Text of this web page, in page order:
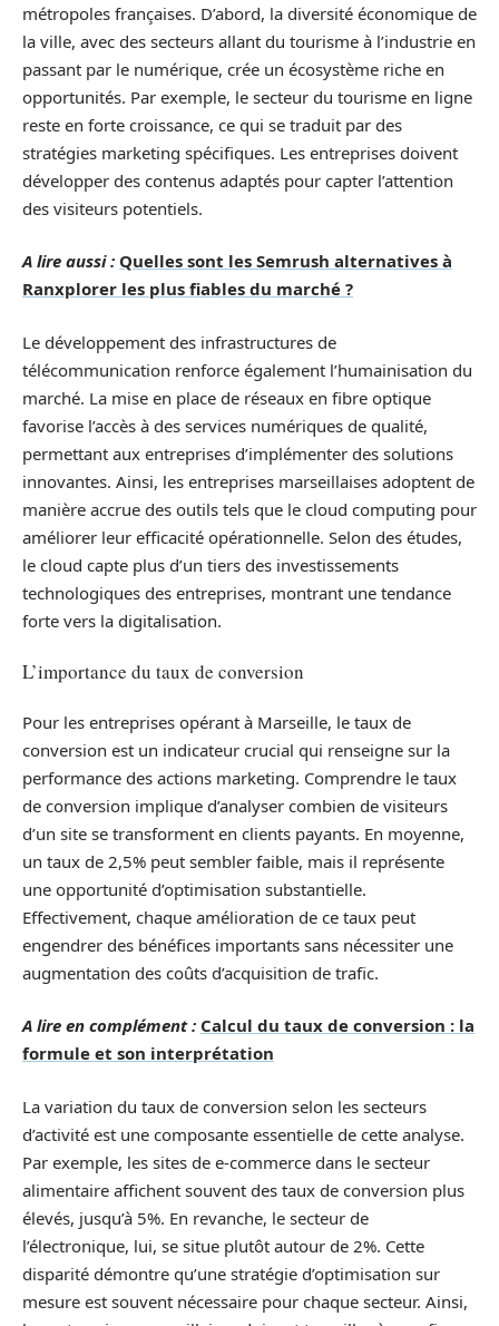
métropoles françaises. D’abord, la diversité économique de
la ville, avec des secteurs allant du tourisme à l’industrie en
passant par le numérique, crée un écosystème riche en
opportunités. Par exemple, le secteur du tourisme en ligne
reste en forte croissance, ce qui se traduit par des
stratégies marketing spécifiques. Les entreprises doivent
développer des contenus adaptés pour capter l’attention
des visiteurs potentiels.
A lire aussi : Quelles sont les Semrush alternatives à
Ranxplorer les plus fiables du marché ?
Le développement des infrastructures de
télécommunication renforce également l’humainisation du
marché. La mise en place de réseaux en fibre optique
favorise l’accès à des services numériques de qualité,
permettant aux entreprises d’implémenter des solutions
innovantes. Ainsi, les entreprises marseillaises adoptent de
manière accrue des outils tels que le cloud computing pour
améliorer leur efficacité opérationnelle. Selon des études,
le cloud capte plus d’un tiers des investissements
technologiques des entreprises, montrant une tendance
forte vers la digitalisation.
L’importance du taux de conversion
Pour les entreprises opérant à Marseille, le taux de
conversion est un indicateur crucial qui renseigne sur la
performance des actions marketing. Comprendre le taux
de conversion implique d’analyser combien de visiteurs
d’un site se transforment en clients payants. En moyenne,
un taux de 2,5% peut sembler faible, mais il représente
une opportunité d’optimisation substantielle.
Effectivement, chaque amélioration de ce taux peut
engendrer des bénéfices importants sans nécessiter une
augmentation des coûts d’acquisition de trafic.
A lire en complément : Calcul du taux de conversion : la
formule et son interprétation
La variation du taux de conversion selon les secteurs
d’activité est une composante essentielle de cette analyse.
Par exemple, les sites de e-commerce dans le secteur
alimentaire affichent souvent des taux de conversion plus
élevés, jusqu’à 5%. En revanche, le secteur de
l’électronique, lui, se situe plutôt autour de 2%. Cette
disparité démontre qu’une stratégie d’optimisation sur
mesure est souvent nécessaire pour chaque secteur. Ainsi,